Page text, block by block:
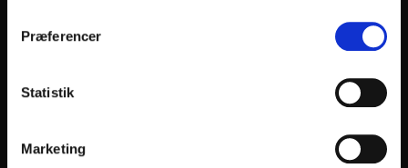
Præferencer
Statistik
Marketing